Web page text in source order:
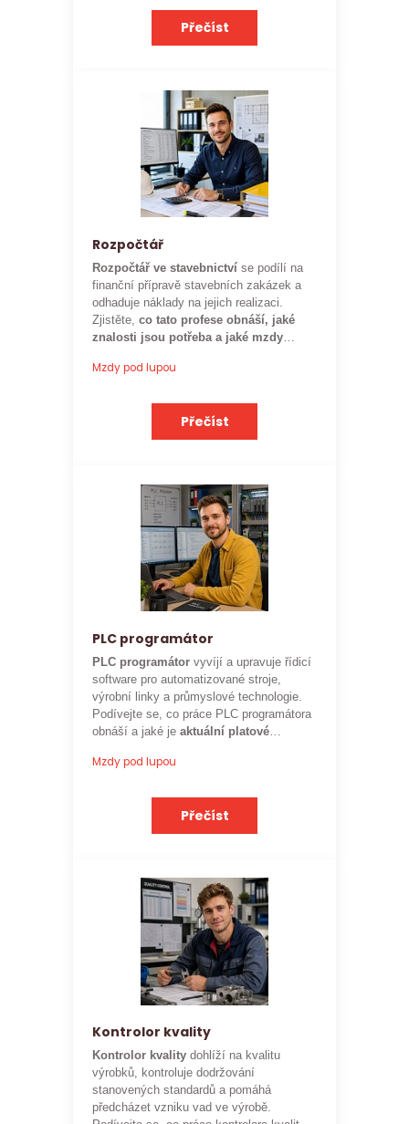
Přečíst
Rozpočtář
Rozpočtář ve stavebnictví se podílí na
finanční přípravě stavebních zakázek a
odhaduje náklady na jejich realizaci.
Zjistěte, co tato profese obnáší, jaké
znalosti jsou potřeba a jaké mzdy
očekávat.
Mzdy pod lupou
Přečíst
PLC programátor
PLC programátorvyvíjí a upravuje řídicí
software pro automatizované stroje,
výrobní linky a průmyslové technologie.
Podívejte se, co práce PLC programátora
obnáší a jaké jeaktuální platové
Mzdy pod lupou
Přečíst
Kontrolor kvality
Kontrolor kvalitydohlíží na kvalitu
výrobků, kontroluje dodržování
stanovených standardů a pomáhá
předcházet vzniku vad ve výrobě.